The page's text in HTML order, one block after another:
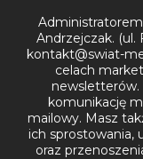
Andrzejczak. (ul.
kontakt@swiat-
celach
newsletterów.
komunikację
mailowy. Masz
ich sprostowania,
oraz